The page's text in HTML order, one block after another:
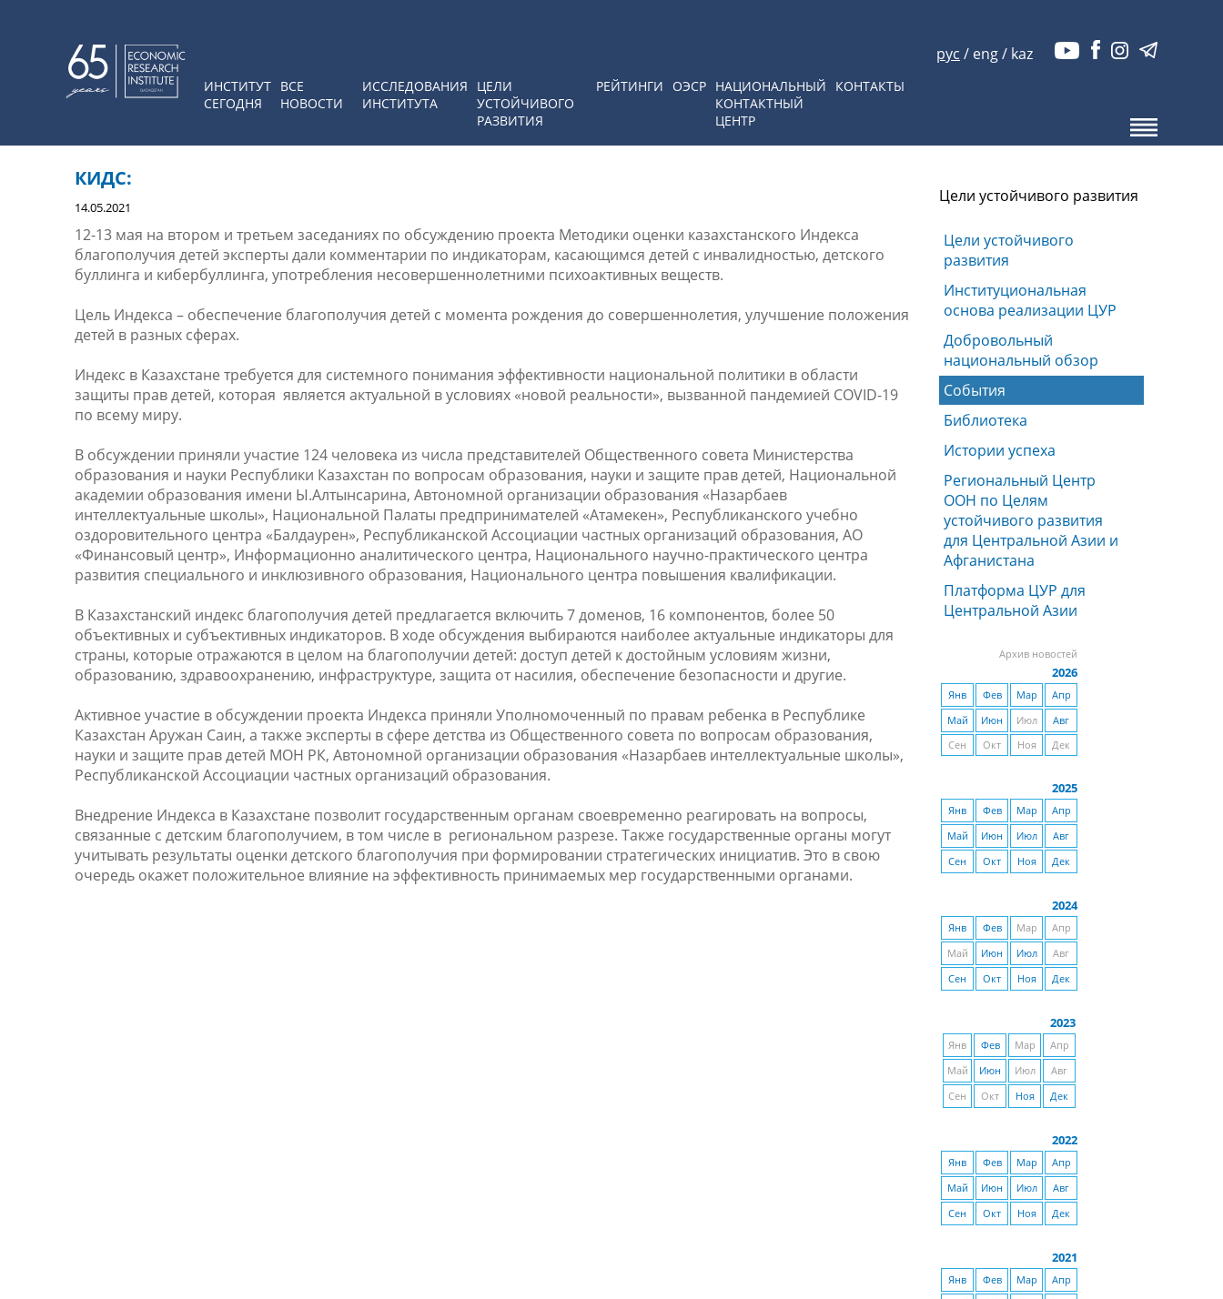
ИНСТИТУТ
СЕГОДНЯ
ВСЕ
НОВОСТИ
ИССЛЕДОВАНИЯ
ИНСТИТУТА
ЦЕЛИ
УСТОЙЧИВОГО
РАЗВИТИЯ
РЕЙТИНГИ ОЭСР НАЦИОНАЛЬНЫЙ
КОНТАКТНЫЙ
ЦЕНТР
КОНТАКТЫ
рус / eng/ kaz
КИДС:
14.05.2021
12-13 мая на втором и третьем заседаниях по обсуждению проекта Методики оценки казахстанского Индекса
благополучия детей эксперты дали комментарии по индикаторам, касающимся детей с инвалидностью, детского
буллинга и кибербуллинга, употребления несовершеннолетними психоактивных веществ.
Цель Индекса – обеспечение благополучия детей с момента рождения до совершеннолетия, улучшение положения
детей в разных сферах.
Индекс в Казахстане требуется для системного понимания эффективности национальной политики в области
защиты прав детей, которая является актуальной в условиях «новой реальности», вызванной пандемией COVID-19
по всему миру.
В обсуждении приняли участие 124 человека из числа представителей Общественного совета Министерства
образования и науки Республики Казахстан по вопросам образования, науки и защите прав детей, Национальной
академии образования имени Ы.Алтынсарина, Автономной организации образования «Назарбаев
интеллектуальные школы», Национальной Палаты предпринимателей «Атамекен», Республиканского учебно
оздоровительного центра «Балдаурен», Республиканской Ассоциации частных организаций образования, АО
«Финансовый центр», Информационно аналитического центра, Национального научно-практического центра
развития специального и инклюзивного образования, Национального центра повышения квалификации.
В Казахстанский индекс благополучия детей предлагается включить 7 доменов, 16 компонентов, более 50
объективных и субъективных индикаторов. В ходе обсуждения выбираются наиболее актуальные индикаторы для
страны, которые отражаются в целом на благополучии детей: доступ детей к достойным условиям жизни,
образованию, здравоохранению, инфраструктуре, защита от насилия, обеспечение безопасности и другие.
Активное участие в обсуждении проекта Индекса приняли Уполномоченный по правам ребенка в Республике
Казахстан Аружан Саин, а также эксперты в сфере детства из Общественного совета по вопросам образования,
науки и защите прав детей МОН РК, Автономной организации образования «Назарбаев интеллектуальные школы»,
Республиканской Ассоциации частных организаций образования.
Внедрение Индекса в Казахстане позволит государственным органам своевременно реагировать на вопросы,
связанные с детским благополучием, в том числе в региональном разрезе. Также государственные органы могут
учитывать результаты оценки детского благополучия при формировании стратегических инициатив. Это в свою
очередь окажет положительное влияние на эффективность принимаемых мер государственными органами.
Цели устойчивого развития
Цели устойчивого
развития
Институциональная
основа реализации ЦУР
Добровольный
национальный обзор
События
Библиотека
Истории успеха
Региональный Центр
ООН по Целям
устойчивого развития
для Центральной Азии и
Афганистана
Платформа ЦУР для
Центральной Азии
Архив новостей
2026
Янв Фев Мар
Апр
Май
Июн Июл
Авг
Сен
Окт Ноя Дек
2025
Янв Фев Мар
Апр
Май
Июн Июл
Авг
Сен
Окт Ноя Дек
2024
Янв Фев Мар
Апр
Май
Июн Июл
Авг
Сен
Окт Ноя Дек
2023
Янв Фев Мар
Апр
Май
Июн Июл
Авг
Сен
Окт Ноя Дек
2022
Янв Фев Мар
Апр
Май
Июн Июл
Авг
Сен
Окт Ноя Дек
2021
Янв Фев Мар
Апр